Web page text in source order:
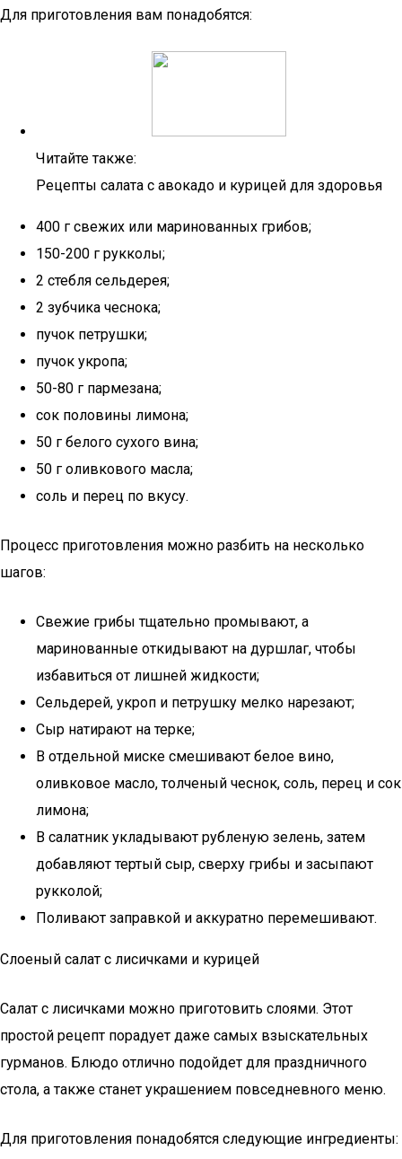
Для приготовления вам понадобятся:
Читайте также:
Рецепты салата с авокадо и курицей для здоровья
400 г свежих или маринованных грибов;
150-200 г рукколы;
2 стебля сельдерея;
2 зубчика чеснока;
пучок петрушки;
пучок укропа;
50-80 г пармезана;
сок половины лимона;
50 г белого сухого вина;
50 г оливкового масла;
соль и перец по вкусу.
Процесс приготовления можно разбить на несколько
шагов:
Свежие грибы тщательно промывают, а
маринованные откидывают на дуршлаг, чтобы
избавиться от лишней жидкости;
Сельдерей, укроп и петрушку мелко нарезают;
Сыр натирают на терке;
В отдельной миске смешивают белое вино,
оливковое масло, толченый чеснок, соль, перец и сок
лимона;
В салатник укладывают рубленую зелень, затем
добавляют тертый сыр, сверху грибы и засыпают
рукколой;
Поливают заправкой и аккуратно перемешивают.
Слоеный салат с лисичками и курицей
Салат с лисичками можно приготовить слоями. Этот
простой рецепт порадует даже самых взыскательных
гурманов. Блюдо отлично подойдет для праздничного
стола, а также станет украшением повседневного меню.
Для приготовления понадобятся следующие ингредиенты: